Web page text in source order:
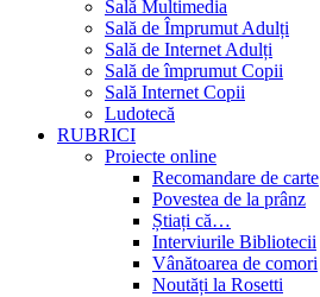
Sală Multimedia
Sală de Împrumut Adulți
Sală de Internet Adulți
Sală de împrumut Copii
Sală Internet Copii
Ludotecă
RUBRICI
Proiecte online
Recomandare de carte
Povestea de la prânz
Știați că…
Interviurile Bibliotecii
Vânătoarea de comori
Noutăți la Rosetti